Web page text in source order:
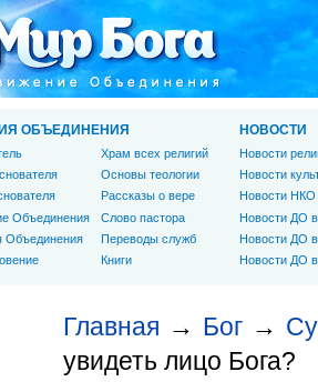
Главная → Бог →
увидеть лицо Бога?
ОБЪЕДИНЕНИЯ
Объединения
Объединения
Храм всех религий
Основы теологии
Рассказы о вере
Слово пастора
Переводы служб
Книги
НОВОСТИ
Новости
Новости
Новости НКО
Новости ДО
Новости ДО
Новости ДО